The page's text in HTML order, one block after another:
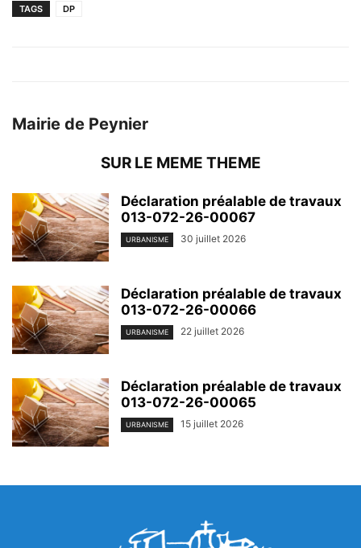
TAGS DP
Mairie de Peynier
SUR LE MEME THEME
Déclaration préalable de travaux
013-072-26-00067
URBANISME 30 juillet 2026
Déclaration préalable de travaux
013-072-26-00066
URBANISME 22 juillet 2026
Déclaration préalable de travaux
013-072-26-00065
URBANISME 15 juillet 2026